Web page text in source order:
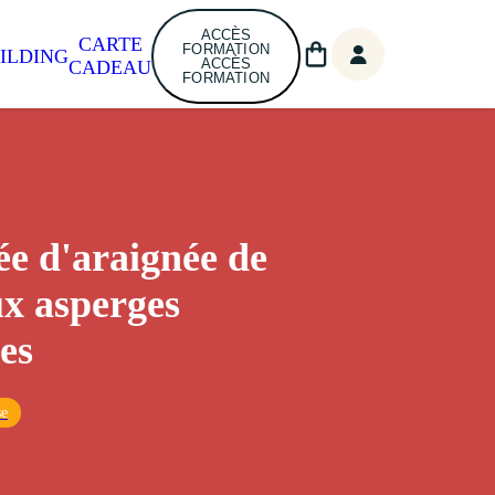
CARTE
CADEAU
ACCÈS
FORMATION
ACCÈS
FORMATION
d'araignée de
asperges